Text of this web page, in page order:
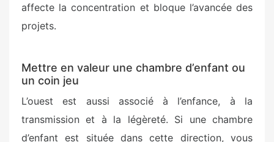
affecte la concentration et bloque l’avancée des
projets.
Mettre en valeur une chambre d’enfant ou
un coin jeu
L’ouest est aussi associé à l’enfance, à la
transmission et à la légèreté. Si une chambre
d’enfant est située dans cette direction, vous